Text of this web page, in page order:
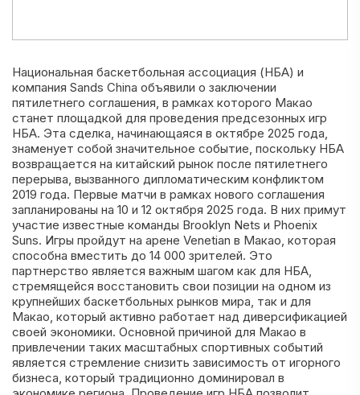
Национальная баскетбольная ассоциация (НБА) и
компания Sands China объявили о заключении
пятилетнего соглашения, в рамках которого Макао
станет площадкой для проведения предсезонных игр
НБА. Эта сделка, начинающаяся в октябре 2025 года,
знаменует собой значительное событие, поскольку НБА
возвращается на китайский рынок после пятилетнего
перерыва, вызванного дипломатическим конфликтом
2019 года. Первые матчи в рамках нового соглашения
запланированы на 10 и 12 октября 2025 года. В них примут
участие известные команды Brooklyn Nets и Phoenix
Suns. Игры пройдут на арене Venetian в Макао, которая
способна вместить до 14 000 зрителей. Это
партнерство является важным шагом как для НБА,
стремящейся восстановить свои позиции на одном из
крупнейших баскетбольных рынков мира, так и для
Макао, который активно работает над диверсификацией
своей экономики. Основной причиной для Макао в
привлечении таких масштабных спортивных событий
является стремление снизить зависимость от игорного
бизнеса, который традиционно доминировал в